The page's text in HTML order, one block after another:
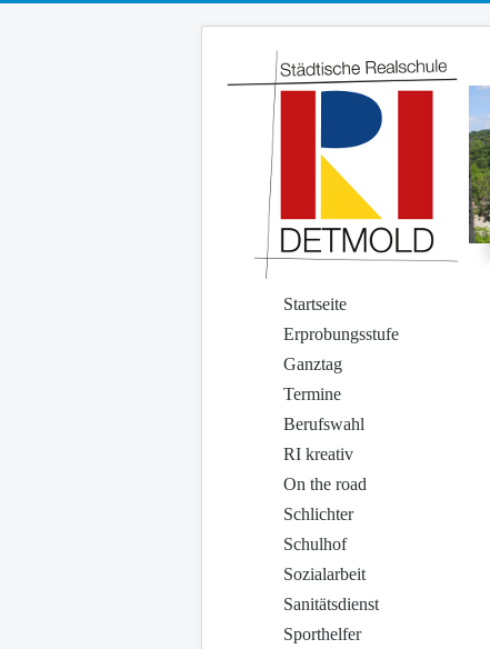
Startseite
Erprobungsstufe
Ganztag
Termine
Berufswahl
RI kreativ
On the road
Schlichter
Schulhof
Sozialarbeit
Sanitätsdienst
Sporthelfer